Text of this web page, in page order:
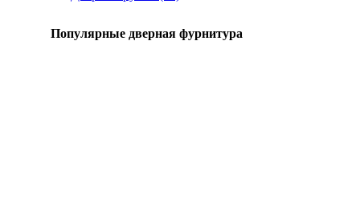
Популярные дверная фурнитура